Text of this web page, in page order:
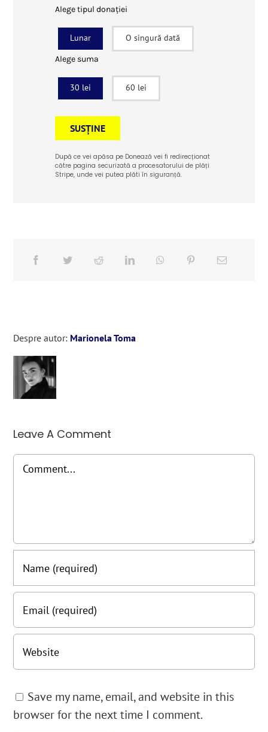
Alege tipul donației
Lunar O singură dată
Alege suma
30 lei 60 lei
SUSȚINE
După ce vei apăsa pe Donează vei fi redirecționat
către pagina securizată a procesatorului de plăți
Stripe, unde vei putea plăti în siguranță.
Despre autor: Marionela Toma
Leave A Comment
Comment
Save my name, email, and website in this
browser for the next time I comment.